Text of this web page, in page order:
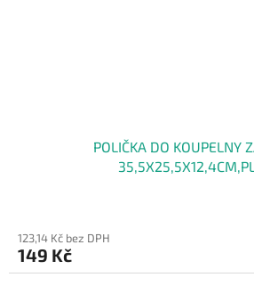
POLIČKA DO KOUPELNY
123,14 Kč bez DPH
149 Kč